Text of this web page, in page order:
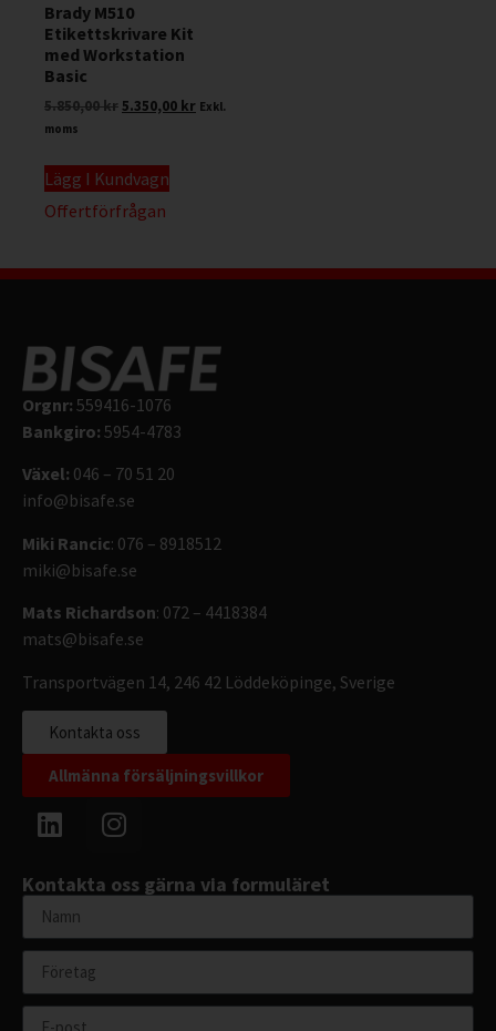
Brady M510
Etikettskrivare Kit
med Workstation
Basic
5.850,00kr5.350,00 kr Exkl.
moms
Lägg I Kundvagn
Offertförfrågan
Orgnr: 559416-1076
Bankgiro: 5954-4783
Växel: 046 – 70 51 20
info@bisafe.se
Miki Rancic: 076 – 8918512
miki@bisafe.se
Mats Richardson: 072 – 4418384
mats@bisafe.se
Transportvägen 14, 246 42 Löddeköpinge, Sverige
Kontakta oss
Allmänna försäljningsvillkor
Kontakta oss gärna via formuläret